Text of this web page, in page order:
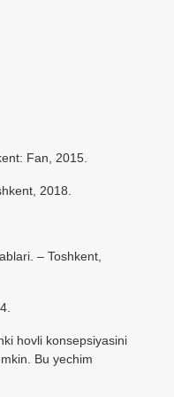
Fan, 2015.
2018.
– Toshkent,
hovli konsepsiyasini
Bu yechim